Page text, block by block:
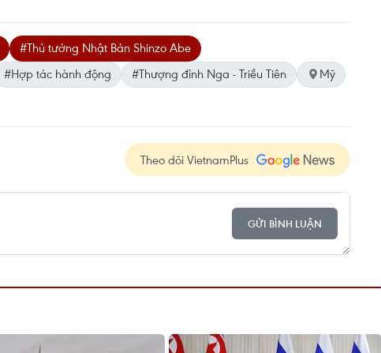
#Thủ tướng Nhật Bản Shinzo Abe
#Hợp tác hành động #Thượng đỉnh Nga - Triều Tiên
Mỹ
Theo dõi VietnamPlus
GỬI BÌNH LUẬN